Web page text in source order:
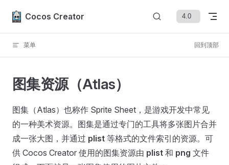
Skip to content
Cocos Creator
菜单 回到顶部
图集资源（Atlas）
图集（Atlas）也称作 Sprite Sheet，是游戏开发中常见
的一种美术资源。图集是通过专门的工具将多张图片合并
成一张大图，并通过 plist 等格式的文件索引的资源。可
供 Cocos Creator 使用的图集资源由 plist 和 png 文件